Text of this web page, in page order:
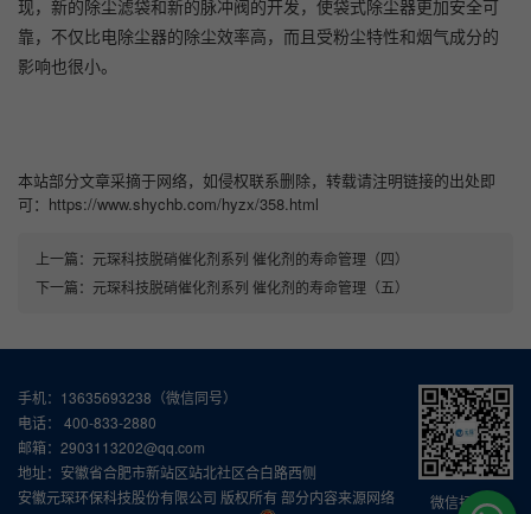
现，新的除尘滤袋和新的脉冲阀的开发，使袋式除尘器更加安全可
靠，不仅比电除尘器的除尘效率高，而且受粉尘特性和烟气成分的
影响也很小。
本站部分文章采摘于网络，如侵权联系删除，转载请注明链接的出处即
可：https://www.shychb.com/hyzx/358.html
上一篇： 元琛科技脱硝催化剂系列 催化剂的寿命管理（四）
下一篇： 元琛科技脱硝催化剂系列 催化剂的寿命管理（五）
微信扫一扫
手机：13635693238（微信同号）
电话： 400-833-2880
邮箱：2903113202@qq.com
地址：安徽省合肥市新站区站北社区合白路西侧
安徽元琛环保科技股份有限公司 版权所有 部分内容来源网络